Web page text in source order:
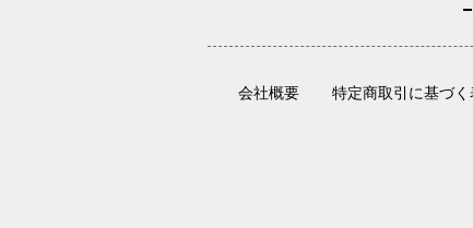
会社概要 特定商取引に基づく